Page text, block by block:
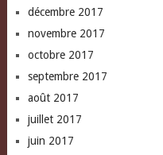
décembre 2017
novembre 2017
octobre 2017
septembre 2017
août 2017
juillet 2017
juin 2017